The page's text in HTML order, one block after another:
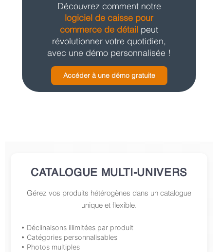
Découvrez comment notre
logiciel de caisse pour
commerce de détail peut
révolutionner votre quotidien,
avec une démo personnalisée !
Accéder à une démo gratuite
CATALOGUE MULTI-UNIVERS
Gérez vos produits hétérogènes dans un catalogue
unique et flexible.
• Déclinaisons illimitées par produit
• Catégories personnalisables
• Photos multiples